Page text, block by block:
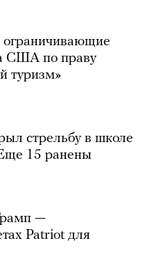
ограничивающие
США по праву
туризм»
стрельбу в школе
15 ранены
—
Patriot для